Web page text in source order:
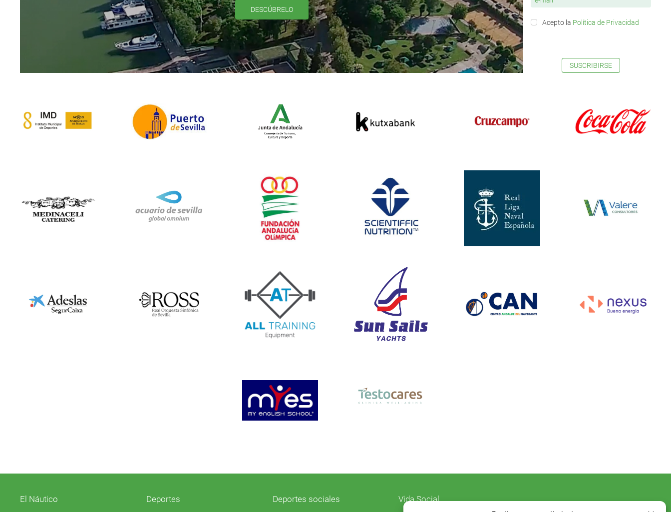
DESCÚBRELO
Acepto la Política de Privacidad
SUSCRIBIRSE
El Náutico Deportes Deportes sociales Vida Social